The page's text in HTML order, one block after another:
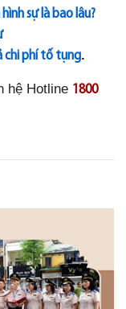
sự là bao lâu?
chi phí tố tụng.
hệ Hotline 1800